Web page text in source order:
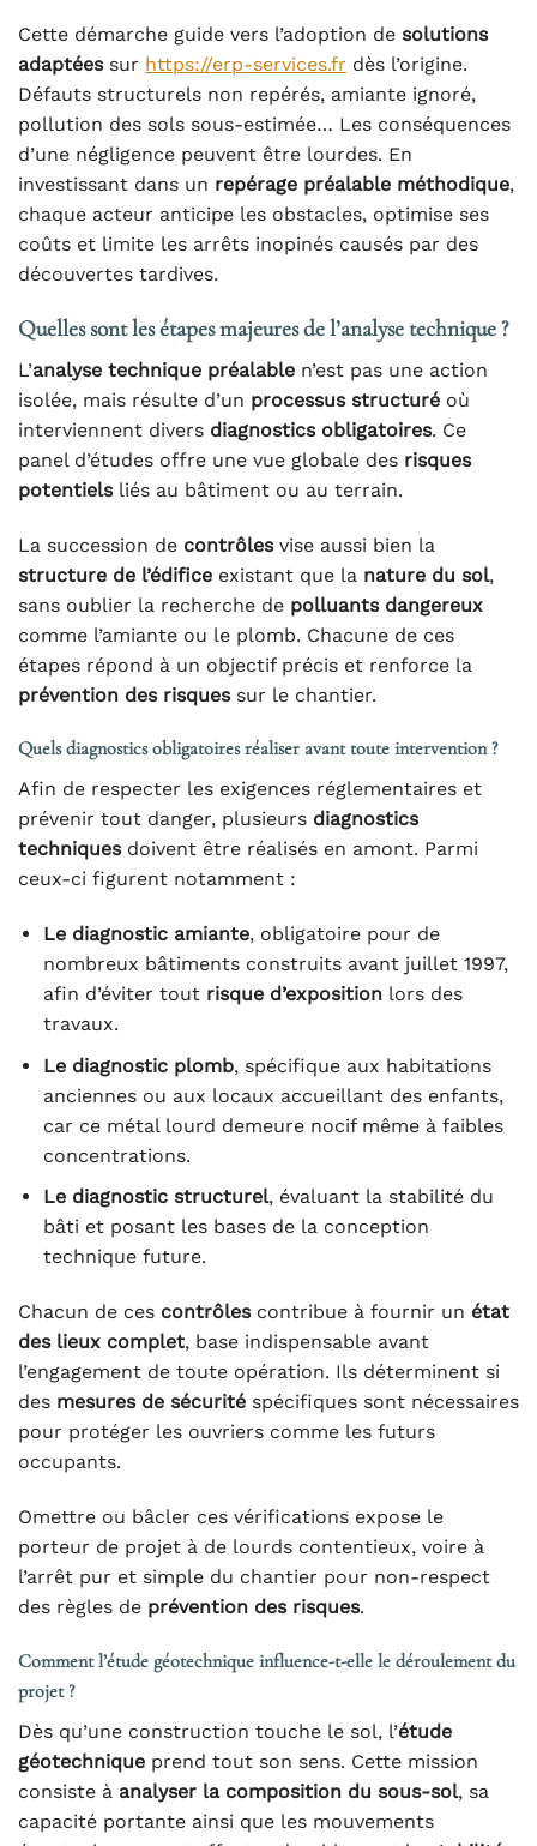
Cette démarche guide vers l’adoption de solutions
adaptéessur https://erp-services.fr dès l’origine.
Défauts structurels non repérés, amiante ignoré,
pollution des sols sous-estimée… Les conséquences
d’une négligence peuvent être lourdes. En
investissant dans un repérage préalable méthodique,
chaque acteur anticipe les obstacles, optimise ses
coûts et limite les arrêts inopinés causés par des
découvertes tardives.
Quelles sont les étapes majeures de l’analyse technique ?
L’analyse technique préalable n’est pas une action
isolée, mais résulte d’un processus structuré où
interviennent divers diagnostics obligatoires. Ce
panel d’études offre une vue globale des risques
potentielsliés au bâtiment ou au terrain.
La succession de contrôlesvise aussi bien la
structure de l’édifice existant que la nature du sol,
sans oublier la recherche de polluants dangereux
comme l’amiante ou le plomb. Chacune de ces
étapes répond à un objectif précis et renforce la
prévention des risquessur le chantier.
Quels diagnostics obligatoires réaliser avant toute intervention ?
Afin de respecter les exigences réglementaires et
prévenir tout danger, plusieurs diagnostics
techniquesdoivent être réalisés en amont. Parmi
ceux-ci figurent notamment :
Le diagnostic amiante, obligatoire pour de
nombreux bâtiments construits avant juillet 1997,
afin d’éviter tout risque d’expositionlors des
travaux.
Le diagnostic plomb, spécifique aux habitations
anciennes ou aux locaux accueillant des enfants,
car ce métal lourd demeure nocif même à faibles
concentrations.
Le diagnostic structurel, évaluant la stabilité du
bâti et posant les bases de la conception
technique future.
Chacun de ces contrôlescontribue à fournir un état
des lieux complet, base indispensable avant
l’engagement de toute opération. Ils déterminent si
des mesures de sécurité spécifiques sont nécessaires
pour protéger les ouvriers comme les futurs
occupants.
Omettre ou bâcler ces vérifications expose le
porteur de projet à de lourds contentieux, voire à
l’arrêt pur et simple du chantier pour non-respect
des règles de prévention des risques.
Comment l’étude géotechnique influence-t-elle le déroulement du
projet ?
Dès qu’une construction touche le sol, l’étude
géotechnique prend tout son sens. Cette mission
consiste à analyser la composition du sous-sol, sa
capacité portante ainsi que les mouvements